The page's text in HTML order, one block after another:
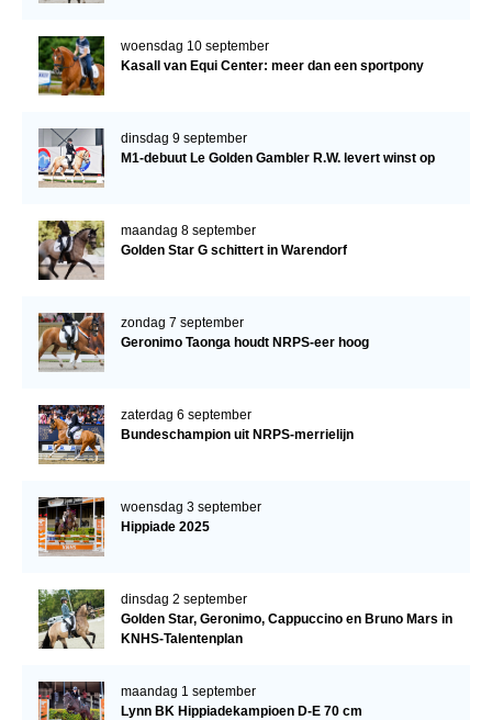
woensdag 10 september
Kasall van Equi Center: meer dan een sportpony
dinsdag 9 september
M1-debuut Le Golden Gambler R.W. levert winst op
maandag 8 september
Golden Star G schittert in Warendorf
zondag 7 september
Geronimo Taonga houdt NRPS-eer hoog
zaterdag 6 september
Bundeschampion uit NRPS-merrielijn
woensdag 3 september
Hippiade 2025
dinsdag 2 september
Golden Star, Geronimo, Cappuccino en Bruno Mars in
KNHS-Talentenplan
maandag 1 september
Lynn BK Hippiadekampioen D-E 70 cm